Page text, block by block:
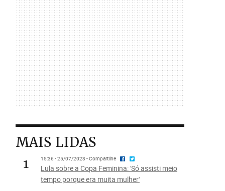
MAIS LIDAS
1
15:36 - 25/07/2023 - Compartilhe
Lula sobre a Copa Feminina: 'Só assisti meio
tempo porque era muita mulher'